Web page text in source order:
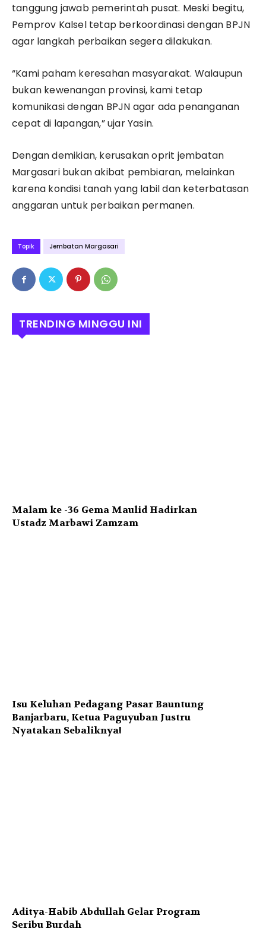
tanggung jawab pemerintah pusat. Meski begitu,
Pemprov Kalsel tetap berkoordinasi dengan BPJN
agar langkah perbaikan segera dilakukan.
“Kami paham keresahan masyarakat. Walaupun
bukan kewenangan provinsi, kami tetap
komunikasi dengan BPJN agar ada penanganan
cepat di lapangan,” ujar Yasin.
Dengan demikian, kerusakan oprit jembatan
Margasari bukan akibat pembiaran, melainkan
karena kondisi tanah yang labil dan keterbatasan
anggaran untuk perbaikan permanen.
Topik Jembatan Margasari
TRENDING MINGGU INI
Malam ke -36 Gema Maulid Hadirkan
Ustadz Marbawi Zamzam
Isu Keluhan Pedagang Pasar Bauntung
Banjarbaru, Ketua Paguyuban Justru
Nyatakan Sebaliknya!
Aditya-Habib Abdullah Gelar Program
Seribu Burdah